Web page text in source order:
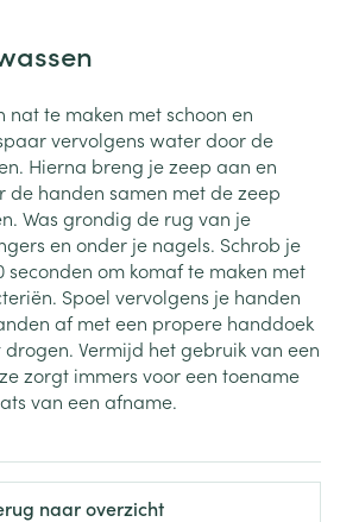
nat te maken met schoon en
vervolgens water door de
Hierna breng je zeep aan en
de handen samen met de zeep
Was grondig de rug van je
en onder je nagels. Schrob je
om komaf te maken met
Spoel vervolgens je handen
af met een propere handdoek
Vermijd het gebruik van een
zorgt immers voor een toename
van een afname.
naar overzicht